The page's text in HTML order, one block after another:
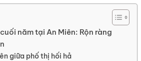
năm tại An Miên: Rộn ràng
giữa phố thị hối hả